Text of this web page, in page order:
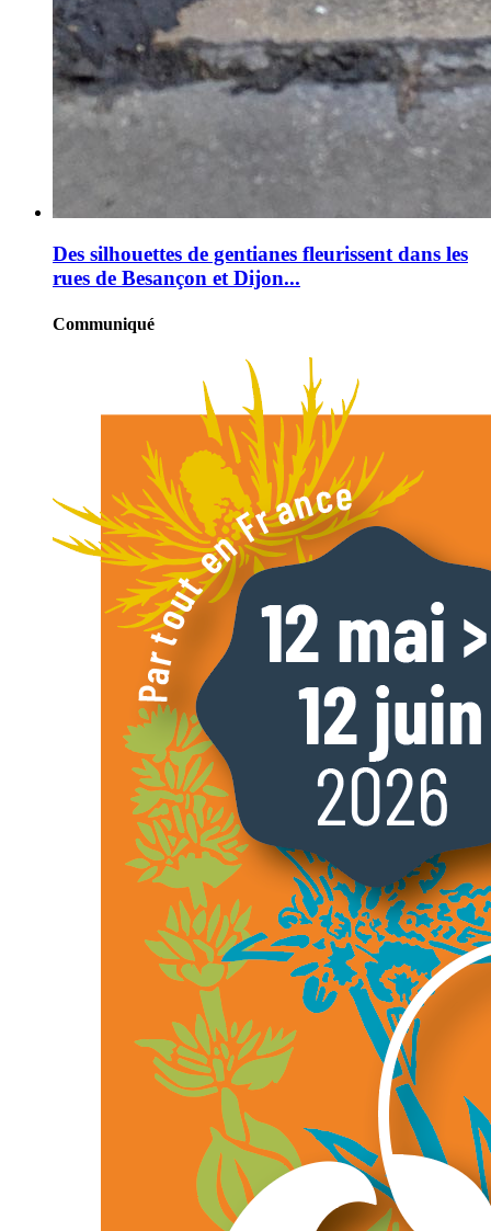
Des silhouettes de gentianes fleurissent dans les
rues de Besançon et Dijon...
Communiqué